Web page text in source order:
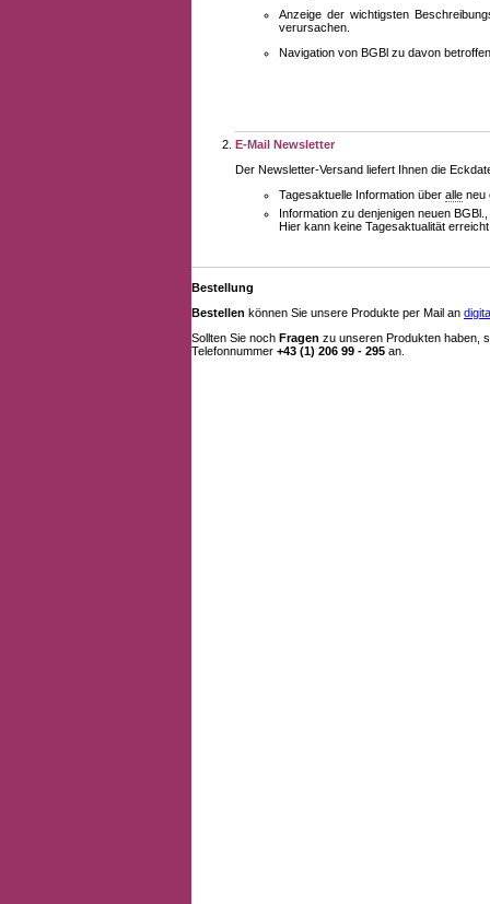
Anzeige der wichtigsten
verursachen.
Navigation von BGBl zu davon
E-Mail Newsletter
Der Newsletter-Versand liefert Ihnen die
Tagesaktuelle Information über alle neu
Information zu denjenigen neuen
Hier kann keine Tagesaktualität
Bestellung
Bestellen können Sie unsere Produkte per Mail an
Sollten Sie noch Fragen zu unseren Produkten haben,
Telefonnummer +43 (1) 206 99 - 295 an.